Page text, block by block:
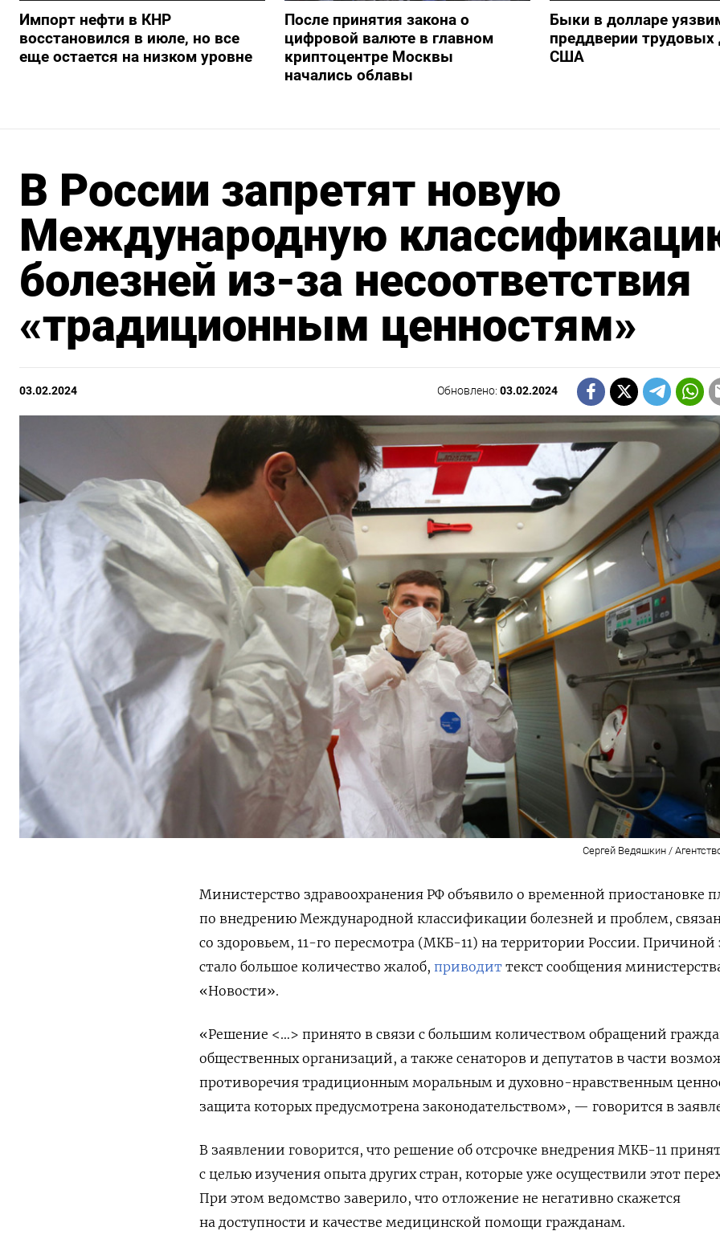
Импорт нефти в КНР
восстановился в июле, но все
еще остается на низком уровне
После принятия закона о
цифровой валюте в главном
криптоцентре Москвы
начались облавы
Быки в долларе
преддверии
США
В России запретят новую
Международную
болезней из-за несоответствия
«традиционным ценностям»
03.02.2024 Обновлено:03.02.2024
Сергей Ведяшкин /
Министерство здравоохранения РФ объявило о временной приостановке
по внедрению Международной классификации болезней и проблем,
со здоровьем, 11-го пересмотра (МКБ-11) на территории России. Причиной
стало большое количество жалоб, приводит текст сообщения
«Новости».
«Решение <…> принято в связи с большим количеством обращений
общественных организаций, а также сенаторов и депутатов в части
противоречия традиционным моральным и духовно-нравственным
защита которых предусмотрена законодательством», — говорится в
В заявлении говорится, что решение об отсрочке внедрения МКБ-11
с целью изучения опыта других стран, которые уже осуществили этот
При этом ведомство заверило, что отложение не негативно скажется
на доступности и качестве медицинской помощи гражданам.